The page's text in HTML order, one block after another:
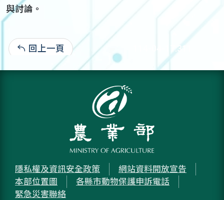
與討論。
回上一頁 114-04-17:311
隱私權及資訊安全政策
網站資料開放宣告
本部位置圖
各縣市動物保護申訴電話
緊急災害聯絡